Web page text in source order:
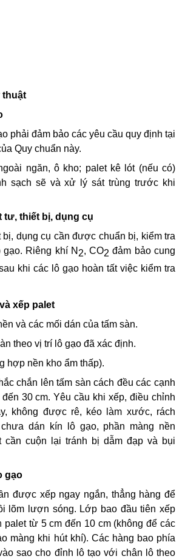
thuật
phải đảm bảo các yêu cầu quy định tại
Quy chuẩn này.
ngăn, ô kho; palet kê lót (nếu có)
sạch sẽ và xử lý sát trùng trước khi
tư, thiết bị, dụng cụ
bị, dụng cụ cần được chuẩn bị, kiểm tra
Riêng khí N2, CO2 đảm bảo cung
khi các lô gạo hoàn tất việc kiểm tra
xếp palet
và các mối dán của tấm sàn.
theo vị trí lô gạo đã xác định.
hợp nền kho ẩm thấp).
chắn lên tấm sàn cách đều các cạnh
30 cm. Yêu cầu khi xếp, điều chỉnh
không được rê, kéo làm xước, rách
dán kín lô gạo, phần màng nền
cần cuộn lại tránh bị dẫm đạp và bụi
gạo
được xếp ngay ngắn, thẳng hàng để
lõm lượn sóng. Lớp bao đầu tiên xếp
palet từ 5 cmđến 10 cm (không để các
màng khi hút khí). Các hàng bao phía
sao cho đỉnh lô tạo với chân lô theo